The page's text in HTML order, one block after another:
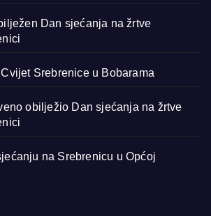
Dan sjećanja na žrtve
Srebrenice u Bobarama
obilježio Dan sjećanja na žrtve
na Srebrenicu u Općoj